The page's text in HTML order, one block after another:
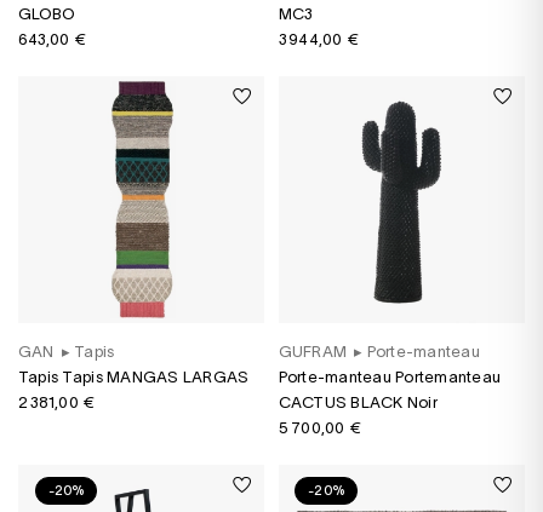
GLOBO
643,00 €
MC3
3 944,00 €
GAN ▸ Tapis
Tapis Tapis MANGAS LARGAS
2 381,00 €
GUFRAM ▸ Porte-manteau
Porte-manteau Portemanteau
CACTUS BLACK Noir
5 700,00 €
-20% -20%